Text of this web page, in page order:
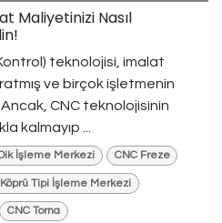
Maliyetinizi Nasıl
teknolojisi, imalat
ve birçok işletmenin
Ancak, CNC teknolojisinin
kalmayıp ...
İşleme Merkezi CNC Freze
Tipi İşleme Merkezi
CNC Torna